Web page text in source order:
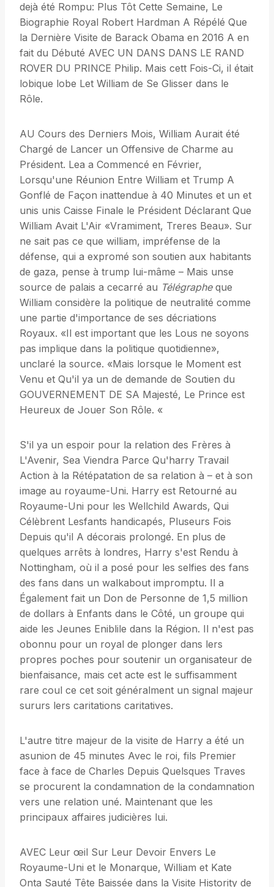
dejà été Rompu: Plus Tôt Cette Semaine, Le
Biographie Royal Robert Hardman A Répélé Que
la Dernière Visite de Barack Obama en 2016 A en
fait du Débuté AVEC UN DANS DANS LE RAND
ROVER DU PRINCE Philip. Mais cett Fois-Ci, il était
lobique lobe Let William de Se Glisser dans le
Rôle.
AU Cours des Derniers Mois, William Aurait été
Chargé de Lancer un Offensive de Charme au
Président. Lea a Commencé en Février,
Lorsqu'une Réunion Entre William et Trump A
Gonflé de Façon inattendue à 40 Minutes et un et
unis unis Caisse Finale le Président Déclarant Que
William Avait L'Air «Vramiment, Treres Beau». Sur
ne sait pas ce que william, impréfense de la
défense, qui a expromé son soutien aux habitants
de gaza, pense à trump lui-mâme – Mais unse
source de palais a cecarré au Télégrapheque
William considère la politique de neutralité comme
une partie d'importance de ses décriations
Royaux. «Il est important que les Lous ne soyons
pas implique dans la politique quotidienne»,
unclaré la source. «Mais lorsque le Moment est
Venu et Qu'il ya un de demande de Soutien du
GOUVERNEMENT DE SA Majesté, Le Prince est
Heureux de Jouer Son Rôle. «
S'il ya un espoir pour la relation des Frères à
L'Avenir, Sea Viendra Parce Qu'harry Travail
Action à la Rétépatation de sa relation à – et à son
image au royaume-Uni. Harry est Retourné au
Royaume-Uni pour les Wellchild Awards, Qui
Célèbrent Lesfants handicapés, Pluseurs Fois
Depuis qu'il A décorais prolongé. En plus de
quelques arrêts à londres, Harry s'est Rendu à
Nottingham, où il a posé pour les selfies des fans
des fans dans un walkabout impromptu. Il a
Également fait un Don de Personne de 1,5 million
de dollars à Enfants dans le Côté, un groupe qui
aide les Jeunes Eniblile dans la Région. Il n'est pas
obonnu pour un royal de plonger dans lers
propres poches pour soutenir un organisateur de
bienfaisance, mais cet acte est le suffisamment
rare coul ce cet soit généralment un signal majeur
sururs lers caritations caritatives.
L'autre titre majeur de la visite de Harry a été un
asunion de 45 minutes Avec le roi, fils Premier
face à face de Charles Depuis Quelsques Traves
se procurent la condamnation de la condamnation
vers une relation uné. Maintenant que les
principaux affaires judicières lui.
AVEC Leur œil Sur Leur Devoir Envers Le
Royaume-Uni et le Monarque, William et Kate
Onta Sauté Tête Baissée dans la Visite Histority de